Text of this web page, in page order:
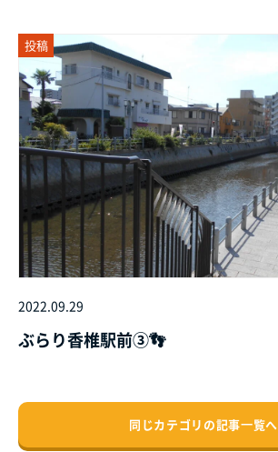
投稿
2022.09.29
ぶらり香椎駅前③👣
同じカテゴリの記事⼀覧へ